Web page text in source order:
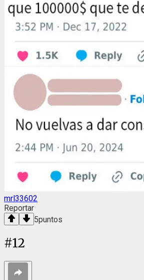
mrl33602
Reportar
5puntos
#12